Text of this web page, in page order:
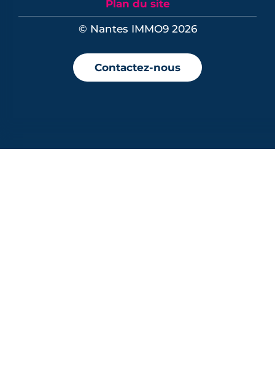
Plan du site
© Nantes IMMO9 2026
Contactez-nous